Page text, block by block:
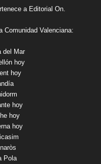
a Editorial On.
Comunidad Valenciana:
del Mar
hoy
hoy
hoy
hoy
hoy
Pola